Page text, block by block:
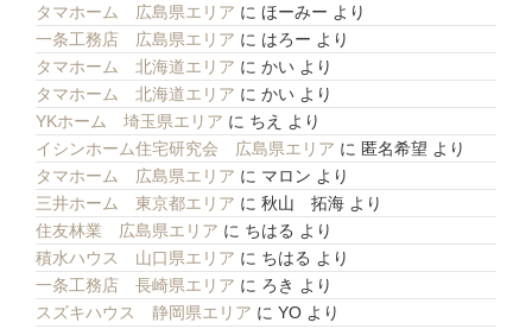
タマホーム 広島県エリア に ほーみー より
一条工務店 広島県エリア に はろー より
タマホーム 北海道エリア に かい より
タマホーム 北海道エリア に かい より
YKホーム 埼玉県エリア に ちえ
より
イシンホーム住宅研究会 広島県エリア に 匿名希望 より
タマホーム 広島県エリア に マロン より
三井ホーム 東京都エリア に 秋山 拓海 より
住友林業 広島県エリア に ちはる より
積水ハウス 山口県エリア に ちはる より
一条工務店 長崎県エリア に ろき より
スズキハウス 静岡県エリア に YO より